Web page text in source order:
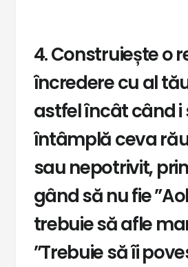
4. Construiește o
încredere cu al
astfel încât când i
întâmplă ceva
sau nepotrivit,
gând să nu fie
trebuie să afle
”Trebuie să îi